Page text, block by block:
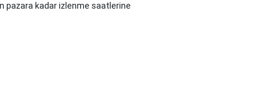
pazara kadar izlenme saatlerine